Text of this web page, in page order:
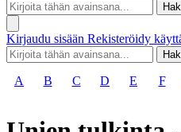
Kirjaudu sisään Rekisteröidy
A B C D E F